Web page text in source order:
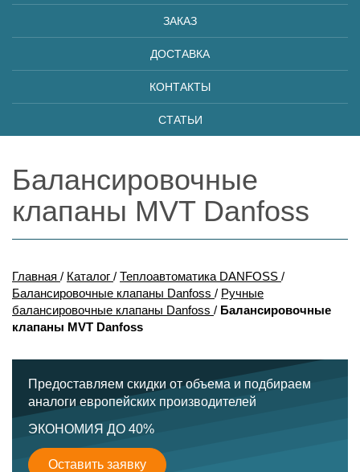
ЗАКАЗ
ДОСТАВКА
КОНТАКТЫ
СТАТЬИ
Балансировочные
клапаны MVT Danfoss
Главная / Каталог / Теплоавтоматика DANFOSS /
Балансировочные клапаны Danfoss / Ручные
балансировочные клапаны Danfoss / Балансировочные
клапаны MVT Danfoss
Предоставляем скидки от объема и подбираем
аналоги европейских производителей
ЭКОНОМИЯ ДО 40%
Оставить заявку